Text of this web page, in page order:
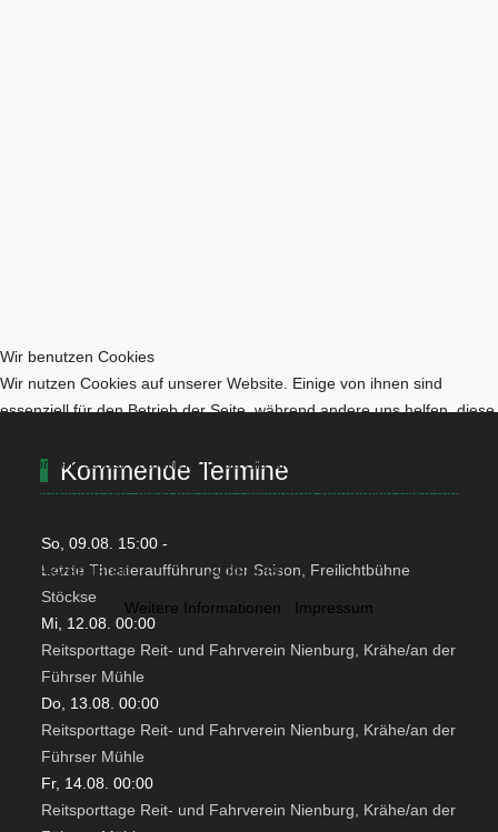
Kommende Termine
So, 09.08. 15:00-
Letzte Theateraufführung der Saison, Freilichtbühne
Stöckse
Mi, 12.08. 00:00
Reitsporttage Reit- und Fahrverein Nienburg, Krähe/an der
Führser Mühle
Do, 13.08. 00:00
Reitsporttage Reit- und Fahrverein Nienburg, Krähe/an der
Führser Mühle
Fr, 14.08. 00:00
Reitsporttage Reit- und Fahrverein Nienburg, Krähe/an der
Wir benutzen Cookies
Wir nutzen Cookies auf unserer Website. Einige von ihnen sind
essenziell für den Betrieb der Seite, während andere uns helfen, diese
Sie können selbst entscheiden, ob Sie die Cookies zulassen möchten.
Bitte beachten Sie, dass bei einer Ablehnung womöglich nicht mehr
Akzeptieren Ablehnen
Weitere Informationen Impressum